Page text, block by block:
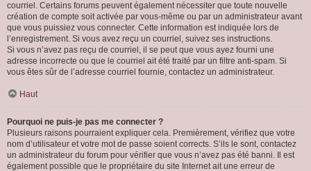
courriel. Certains forums peuvent également nécessiter que toute nouvelle
création de compte soit activée par vous-même ou par un administrateur avant
que vous puissiez vous connecter. Cette information est indiquée lors de
l’enregistrement. Si vous avez reçu un courriel, suivez ses instructions.
Si vous n’avez pas reçu de courriel, il se peut que vous ayez fourni une
adresse incorrecte ou que le courriel ait été traité par un filtre anti-spam. Si
vous êtes sûr de l’adresse courriel fournie, contactez un administrateur.
Haut
Pourquoi ne puis-je pas me connecter ?
Plusieurs raisons pourraient expliquer cela. Premièrement, vérifiez que votre
nom d’utilisateur et votre mot de passe soient corrects. S’ils le sont, contactez
un administrateur du forum pour vérifier que vous n’avez pas été banni. Il est
également possible que le propriétaire du site Internet ait une erreur de